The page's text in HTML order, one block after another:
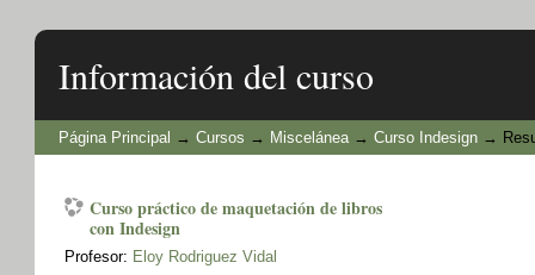
Información del curso
Página Principal → Cursos → Miscelánea → Curso Indesign →
Curso práctico de maquetación de libros
con Indesign
Profesor: Eloy Rodriguez Vidal